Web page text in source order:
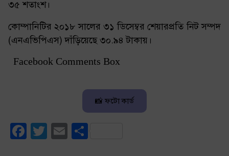
৩৫ শতাংশ।
কোম্পানিটির ২০১৮ সালের ৩১ ডিসেম্বর শেয়ারপ্রতি নিট সম্পদ
(এনএভিপিএস) দাঁড়িয়েছে ৩০.৯৪ টাকায়।
Facebook Comments Box
📸 ফটো কার্ড
Facebook
TwitterEmail